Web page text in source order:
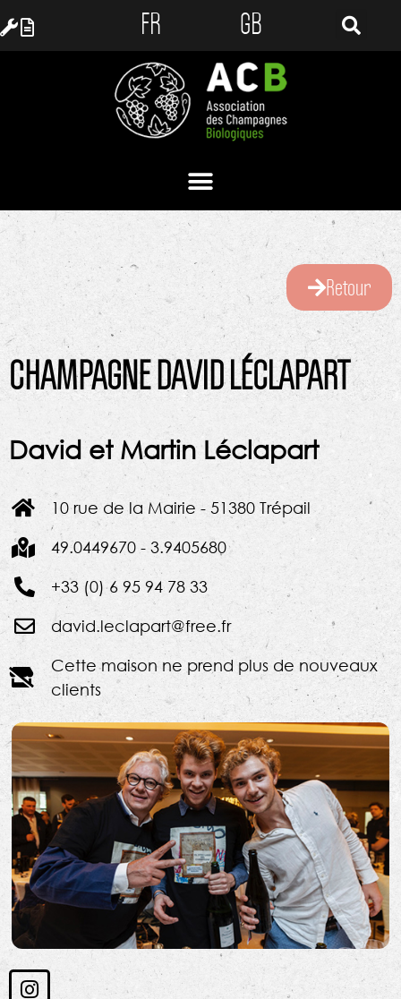
FR GB
Retour
CHAMPAGNE DAVID LÉCLAPART
David et Martin Léclapart
10 rue de la Mairie - 51380 Trépail
49.0449670 - 3.9405680
+33 (0) 6 95 94 78 33
david.leclapart@free.fr
Cette maison ne prend plus de nouveaux
clients